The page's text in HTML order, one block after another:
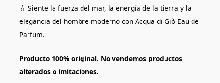
💧 Siente la fuerza del mar, la energía de la tierra y la
elegancia del hombre moderno con Acqua di Giò Eau de
Parfum.
Producto 100% original. No vendemos productos
alterados o imitaciones.